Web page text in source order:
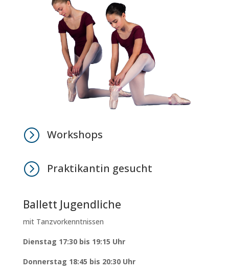
= Workshops
= Praktikantin gesucht
Ballett Jugendliche
mit Tanzvorkenntnissen
Dienstag 17:30 bis 19:15 Uhr
Donnerstag 18:45 bis 20:30 Uhr